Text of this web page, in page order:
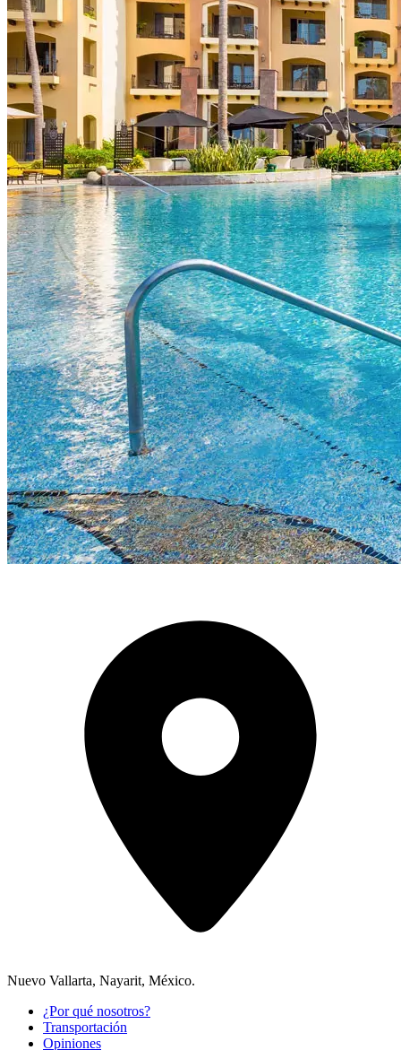
Nuevo Vallarta, Nayarit, México.
¿Por qué nosotros?
Transportación
Opiniones